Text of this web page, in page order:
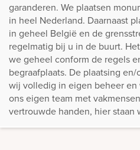
garanderen. We plaatsen
in heel Nederland. Daarnaast
in geheel België en de
regelmatig bij u in de buurt.
we geheel conform de regels
begraafplaats. De plaatsing
wij volledig in eigen beheer
ons eigen team met
vertrouwde handen, hier staan